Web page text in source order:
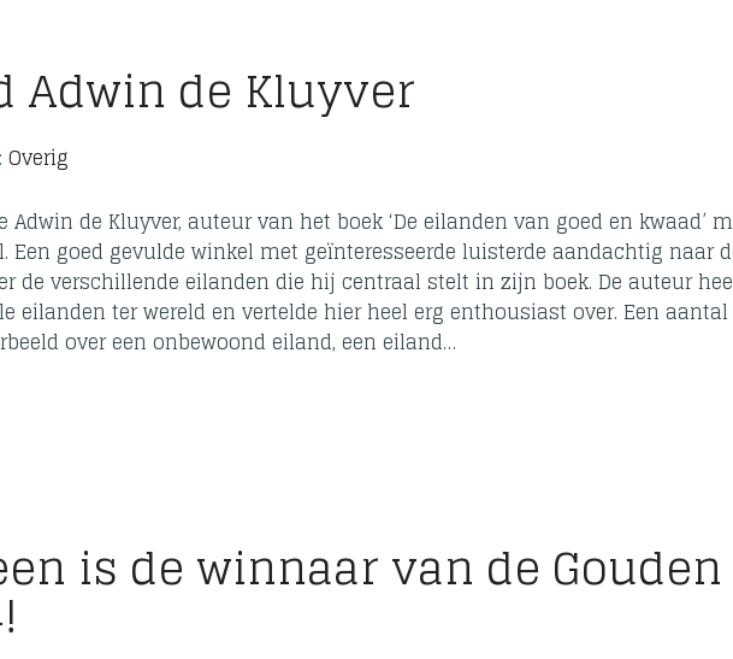
Adwin de Kluyver
Overig
Adwin de Kluyver, auteur van het boek ‘De eilanden van goed en kwaad’
Een goed gevulde winkel met geïnteresseerde luisterde aandachtig naar
de verschillende eilanden die hij centraal stelt in zijn boek. De auteur
eilanden ter wereld en vertelde hier heel erg enthousiast over. Een aantal
over een onbewoond eiland, een eiland…
is de winnaar van de Gouden